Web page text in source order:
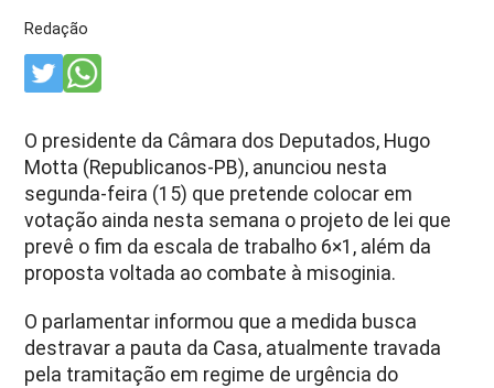
Redação
O presidente da Câmara dos Deputados, Hugo
Motta (Republicanos-PB), anunciou nesta
segunda-feira (15) que pretende colocar em
votação ainda nesta semana o projeto de lei que
prevê o fim da escala de trabalho 6×1, além da
proposta voltada ao combate à misoginia.
O parlamentar informou que a medida busca
destravar a pauta da Casa, atualmente travada
pela tramitação em regime de urgência do